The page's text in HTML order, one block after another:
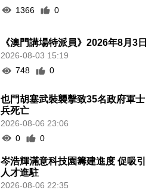
1366
0
《澳門講場特派員》2026年8月3日
2026-08-03 15:19
748
0
也門胡塞武裝襲擊致35名政府軍士
兵死亡
2026-08-06 23:06
0
0
岑浩輝滿意科技園籌建進度 促吸引
人才進駐
2026-08-06 22:35